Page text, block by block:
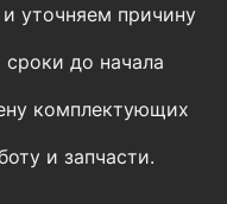
уточняем причину
до начала
комплектующих
и запчасти.